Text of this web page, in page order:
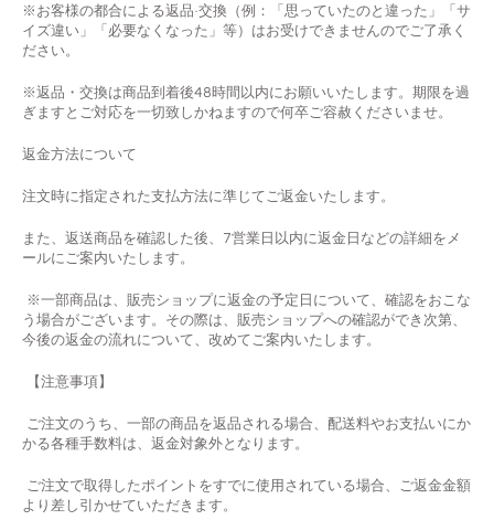
※お客様の都合による返品·交換（例：「思っていたのと違った」「サ
イズ違い」「必要なくなった」等）はお受けできませんのでご了承く
ださい。
※返品・交換は商品到着後48時間以内にお願いいたします。期限を過
ぎますとご対応を一切致しかねますので何卒ご容赦くださいませ。
返金方法について
注文時に指定された支払方法に準じてご返金いたします。
また、返送商品を確認した後、7営業日以内に返金日などの詳細をメ
ールにご案内いたします。
※一部商品は、販売ショップに返金の予定日について、確認をおこな
う場合がございます。その際は、販売ショップへの確認ができ次第、
今後の返金の流れについて、改めてご案内いたします。
【注意事項】
ご注文のうち、一部の商品を返品される場合、配送料やお支払いにか
かる各種手数料は、返金対象外となります。
ご注文で取得したポイントをすでに使用されている場合、ご返金金額
より差し引かせていただきます。